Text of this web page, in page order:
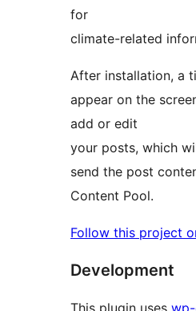
for
climate-related
After installation, a
appear on the
add or edit
your posts, which
send the post
Content Pool.
Follow this project
Development